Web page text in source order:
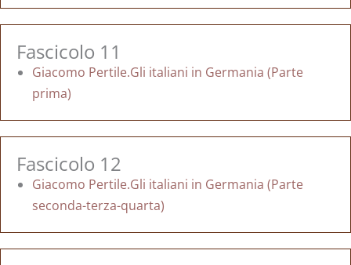
Fascicolo 11
Giacomo Pertile.Gli italiani in Germania (Parte
prima)
Fascicolo 12
Giacomo Pertile.Gli italiani in Germania (Parte
seconda-terza-quarta)